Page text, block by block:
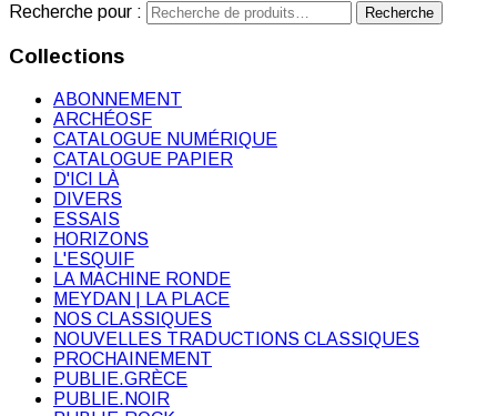
Recherche pour : Recherche
Collections
ABONNEMENT
ARCHÉOSF
CATALOGUE NUMÉRIQUE
CATALOGUE PAPIER
D'ICI LÀ
DIVERS
ESSAIS
HORIZONS
L'ESQUIF
LA MACHINE RONDE
MEYDAN | LA PLACE
NOS CLASSIQUES
NOUVELLES TRADUCTIONS CLASSIQUES
PROCHAINEMENT
PUBLIE.GRÈCE
PUBLIE.NOIR